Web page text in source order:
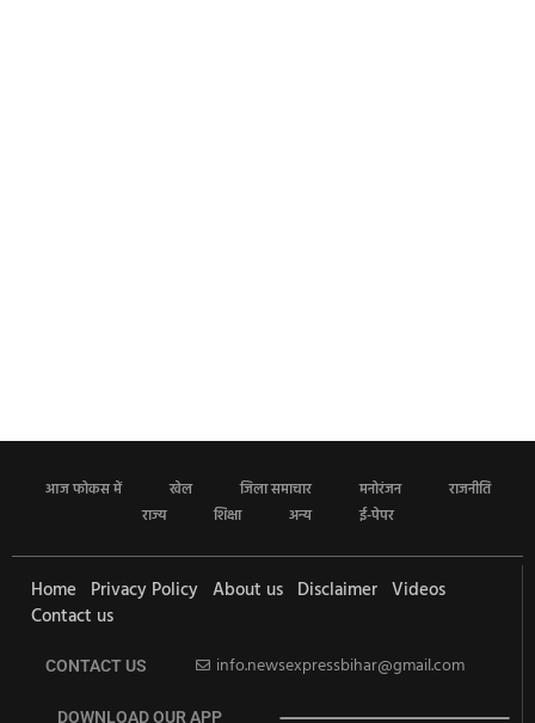
आज फोकस में खेल जिला समाचार मनोरंजन
राजनीति
राज्य
शिक्षा अन्य ई-पेपर
Home Privacy Policy About us Disclaimer Videos
Contact us
CONTACT US info.newsexpressbihar@gmail.com
DOWNLOAD OUR APP